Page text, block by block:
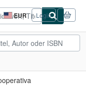
EUR
Seite
der
Einkaufseinstellungen.
Login